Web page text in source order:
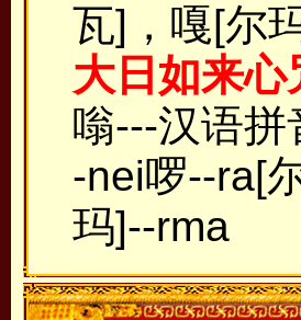
瓦]，嘎[尔
大日如来心
嗡---汉语
-nei啰--ra[
玛]--rma